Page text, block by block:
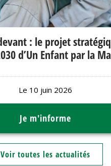
: le projet
d’Un Enfant par la
Le 10 juin 2026
Je m'informe
Voir toutes les actualités